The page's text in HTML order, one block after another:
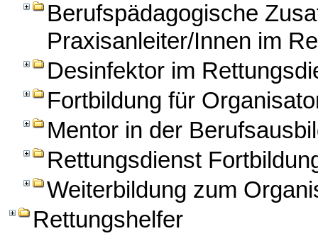
Berufspädagogische
Praxisanleiter/Innen im
Desinfektor im
Fortbildung für
Mentor in der
Rettungsdienst
Weiterbildung zum
Rettungshelfer